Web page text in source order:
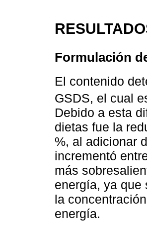
Formulación
El contenido
GSDS, el cual
Debido a esta
dietas fue la
%, al adicionar
incrementó
más
energía, ya que
la
energía.